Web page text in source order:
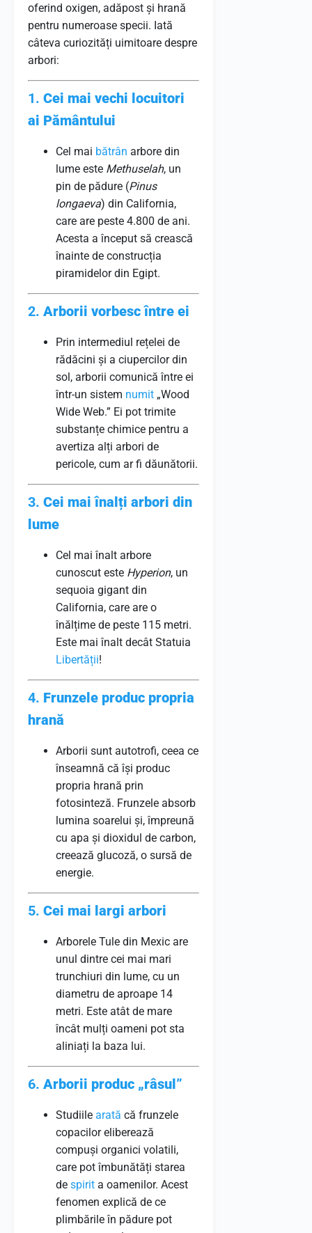
oferind oxigen, adăpost și hrană
pentru numeroase specii. Iată
câteva curiozități uimitoare despre
arbori:
1. Cei mai vechi locuitori
ai Pământului
Cel mai bătrân arbore din
lume este Methuselah, un
pin de pădure (Pinus
longaeva) din California,
care are peste 4.800 de ani.
Acesta a început să crească
înainte de construcția
piramidelor din Egipt.
2. Arborii vorbesc între ei
Prin intermediul rețelei de
rădăcini și a ciupercilor din
sol, arborii comunică între ei
într-un sistem numit „Wood
Wide Web.” Ei pot trimite
substanțe chimice pentru a
avertiza alți arbori de
pericole, cum ar fi dăunătorii.
3. Cei mai înalți arbori din
lume
Cel mai înalt arbore
cunoscut este Hyperion, un
sequoia gigant din
California, care are o
înălțime de peste 115 metri.
Este mai înalt decât Statuia
Libertății!
4. Frunzele produc propria
hrană
Arborii sunt autotrofi, ceea ce
înseamnă că își produc
propria hrană prin
fotosinteză. Frunzele absorb
lumina soarelui și, împreună
cu apa și dioxidul de carbon,
creează glucoză, o sursă de
energie.
5. Cei mai largi arbori
Arborele Tule din Mexic are
unul dintre cei mai mari
trunchiuri din lume, cu un
diametru de aproape 14
metri. Este atât de mare
încât mulți oameni pot sta
aliniați la baza lui.
6. Arborii produc „râsul”
Studiile arată că frunzele
copacilor eliberează
compuși organici volatili,
care pot îmbunătăți starea
de spirit a oamenilor. Acest
fenomen explică de ce
plimbările în pădure pot